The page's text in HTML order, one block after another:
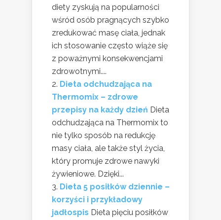
diety zyskują na popularności
wśród osób pragnących szybko
zredukować masę ciała, jednak
ich stosowanie często wiąże się
z poważnymi konsekwencjami
zdrowotnymi....
Dieta odchudzająca na
Thermomix – zdrowe
przepisy na każdy dzień Dieta
odchudzająca na Thermomix to
nie tylko sposób na redukcję
masy ciała, ale także styl życia,
który promuje zdrowe nawyki
żywieniowe. Dzięki...
Dieta 5 posiłków dziennie –
korzyści i przykładowy
jadłospis Dieta pięciu posiłków